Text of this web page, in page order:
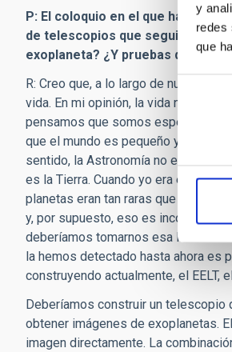
y
redes
que
Selección
de
P: El coloquio en el que ha
de telescopios que seguirá al
exoplaneta? ¿Y pruebas de vida
R: Creo que, a lo largo de nuestra
vida. En mi opinión, la vida no es en
pensamos que somos especiales.
que el mundo es pequeño y que
sentido, la Astronomía no es muy
es la Tierra. Cuando yo era
planetas eran tan raras que era muy
y, por supuesto, eso es incorrecto.
deberíamos tomarnos esa lección
la hemos detectado hasta ahora
construyendo actualmente, el EELT,
Deberíamos construir un telescopio
obtener imágenes de exoplanetas.
imagen directamente. La